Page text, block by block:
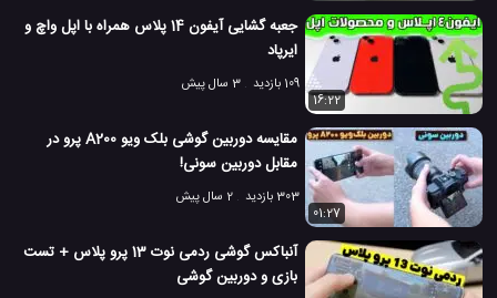
جعبه گشایی آیفون 14 پلاس همراه با اپل واچ و
ایرپاد
109 بازدید
3 سال پیش
16:22
مقایسه دوربین گوشی بلک ویو A200 پرو در
مقابل دوربین سونی!
303 بازدید
2 سال پیش
01:27
آنباکس گوشی ردمی نوت 13 پرو پلاس + تست
بازی و دوربین گوشی